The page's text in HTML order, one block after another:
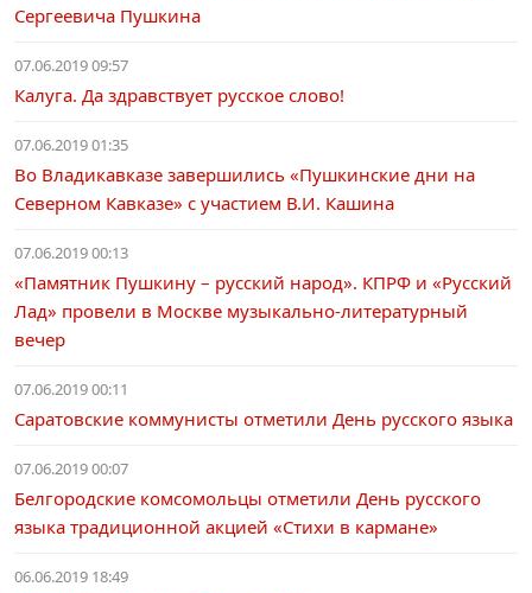
Сергеевича Пушкина
07.06.2019 09:57
Калуга. Да здравствует русское слово!
07.06.2019 01:35
Во Владикавказе завершились «Пушкинские дни на
Северном Кавказе» с участием В.И. Кашина
07.06.2019 00:13
«Памятник Пушкину – русский народ». КПРФ и «Русский
Лад» провели в Москве музыкально-литературный
вечер
07.06.2019 00:11
Саратовские коммунисты отметили День русского языка
07.06.2019 00:07
Белгородские комсомольцы отметили День русского
языка традиционной акцией «Стихи в кармане»
06.06.2019 18:49